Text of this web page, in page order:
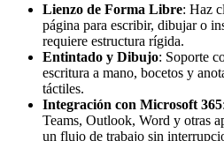
Lienzo de Forma Libre: Haz
página para escribir, dibujar o
requiere estructura rígida.
Entintado y Dibujo: Soporte
escritura a mano, bocetos y
táctiles.
Integración con Microsoft 365
Teams, Outlook, Word y otras
un flujo de trabajo sin